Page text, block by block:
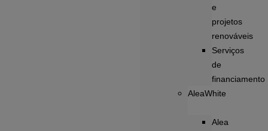
e
projetos
renováveis
Serviços
de
financiamento
AleaWhite
Alea